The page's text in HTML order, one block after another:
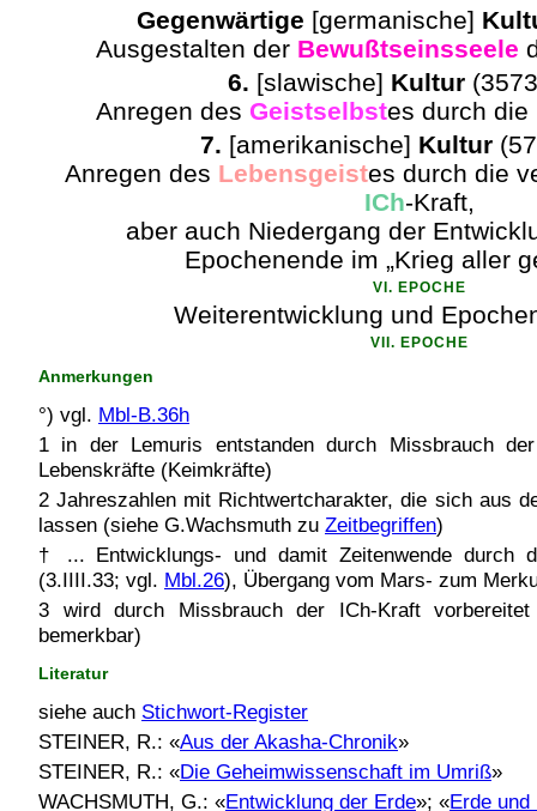
Gegenwärtige [germanische]
Ausgestalten der Bewußtseinsseele
6. [slawische] Kultur
Anregen des Geistselbstes durch
7. [amerikanische] Kultur
Anregen des Lebensgeistes durch die
ICh-Kraft,
aber auch Niedergang der
Epochenende im „Krieg aller
VI. EPOCHE
Weiterentwicklung und
VII. EPOCHE
Anmerkungen
°) vgl. Mbl-B.36h
1 in der Lemuris entstanden durch Missbrauch
Lebenskräfte (Keimkräfte)
2 Jahreszahlen mit Richtwertcharakter, die sich aus
lassen (siehe G.Wachsmuth zu Zeitbegriffen)
† ... Entwicklungs- und damit Zeitenwende durch
(3.IIII.33; vgl. Mbl.26), Übergang vom Mars- zum
3 wird durch Missbrauch der ICh-Kraft
bemerkbar)
Literatur
siehe auch Stichwort-Register
STEINER, R.: «Aus der Akasha-Chronik»
STEINER, R.: «Die Geheimwissenschaft im Umriß»
WACHSMUTH, G.: «Entwicklung der Erde»; «Erde und